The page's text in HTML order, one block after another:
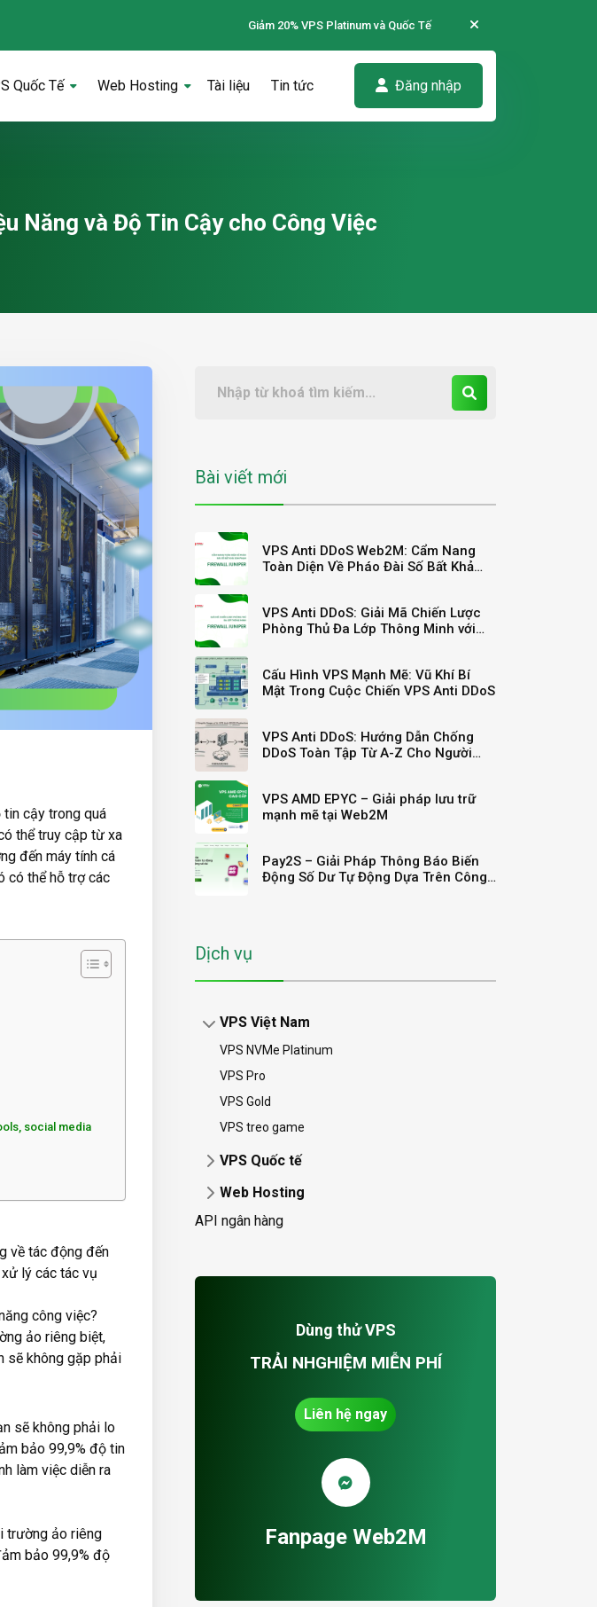
Giảm 20% VPS Platinum và Quốc Tế
Quốc Tế Web Hosting Tài liệu Tin tức Đăng nhập
Năng và Độ Tin Cậy cho Công Việc
cậy trong quá
thể truy cập từ xa
đến máy tính cá
có thể hỗ trợ các
social media
về tác động đến
lý các tác vụ
công việc?
ảo riêng biệt,
sẽ không gặp phải
sẽ không phải lo
bảo 99,9% độ tin
làm việc diễn ra
trường ảo riêng
bảo 99,9% độ
Bài viết mới
VPS Anti DDoS Web2M: Cẩm Nang
Toàn Diện Về Pháo Đài Số Bất Khả
VPS Anti DDoS: Giải Mã Chiến Lược
Phòng Thủ Đa Lớp Thông Minh với
Cấu Hình VPS Mạnh Mẽ: Vũ Khí Bí
Mật Trong Cuộc Chiến VPS Anti DDoS
VPS Anti DDoS: Hướng Dẫn Chống
DDoS Toàn Tập Từ A-Z Cho Người
VPS AMD EPYC – Giải pháp lưu trữ
mạnh mẽ tại Web2M
Pay2S – Giải Pháp Thông Báo Biến
Động Số Dư Tự Động Dựa Trên Công
Dịch vụ
VPS Việt Nam
VPS NVMe Platinum
VPS Pro
VPS Gold
VPS treo game
VPS Quốc tế
Web Hosting
API ngân hàng
Dùng thử VPS
TRẢI NHGHIỆM MIỄN PHÍ
Liên hệ ngay
Fanpage Web2M